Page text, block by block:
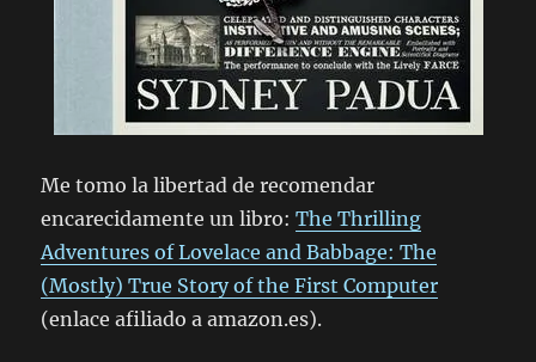
Me tomo la libertad de recomendar
encarecidamente un libro:The Thrilling
Adventures of Lovelace and Babbage: The
(Mostly) True Story of the First Computer
(enlace afiliado a amazon.es).